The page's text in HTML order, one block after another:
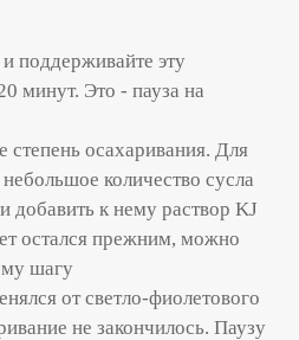
поддерживайте эту
минут. Это - пауза на
степень осахаривания. Для
количество сусла
добавить к нему раствор KJ
остался прежним, можно
шагу
от светло-фиолетового
не закончилось. Паузу